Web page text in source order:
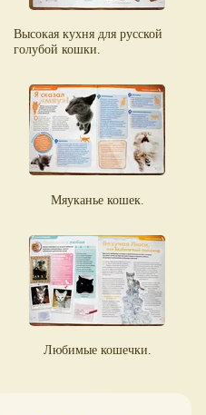
Высокая кухня для русской
голубой кошки.
Мяуканье кошек.
Любимые кошечки.